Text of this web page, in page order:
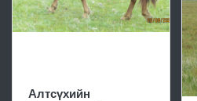
Алтсүхийн